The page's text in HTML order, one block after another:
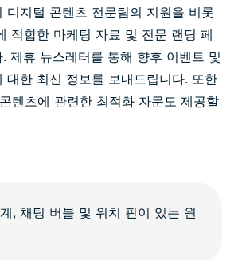
디지털 콘텐츠 전문팀의 지원을 비롯
적합한 마케팅 자료 및 전문 랜딩 페
제휴 뉴스레터를 통해 향후 이벤트 및
대한 최신 정보를 보내드립니다. 또한
텐츠에 관련한 최적화 자문도 제공할